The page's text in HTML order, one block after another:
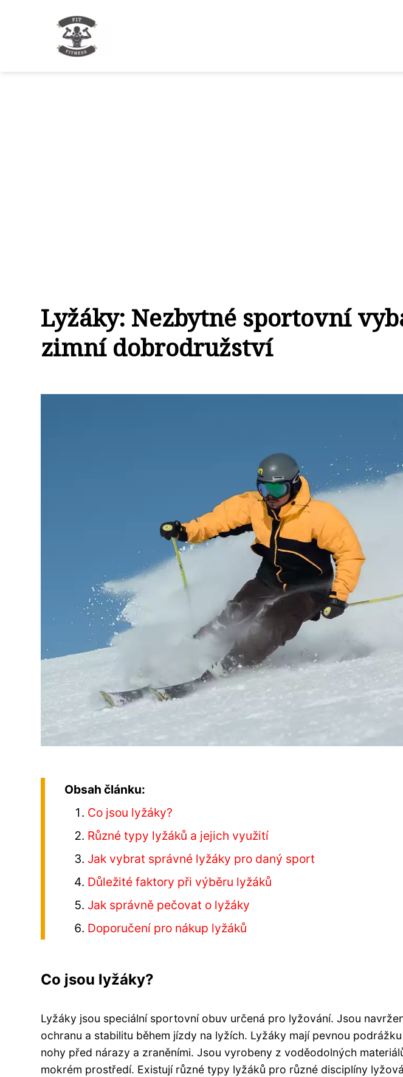
Lyžáky: Nezbytné sportovní
zimní dobrodružství
Obsah článku:
Co jsou lyžáky?
Různé typy lyžáků a jejich využití
Jak vybrat správné lyžáky pro daný sport
Důležité faktory při výběru lyžáků
Jak správně pečovat o lyžáky
Doporučení pro nákup lyžáků
Co jsou lyžáky?
Lyžáky jsou speciální sportovní obuv určená pro lyžování. Jsou
ochranu a stabilitu během jízdy na lyžích. Lyžáky mají pevnou
nohy před nárazy a zraněními. Jsou vyrobeny z voděodolných
mokrém prostředí. Existují různé typy lyžáků pro různé disciplíny